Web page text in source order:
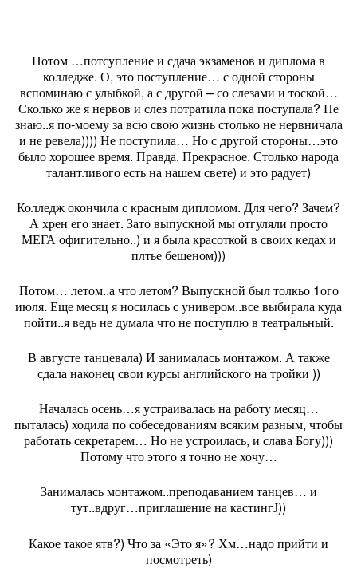
Потом …потсупление и сдача экзаменов и диплома в
колледже. О, это поступление… с одной стороны
вспоминаю с улыбкой, а с другой – со слезами и тоской…
Сколько же я нервов и слез потратила пока поступала? Не
знаю..я по-моему за всю свою жизнь столько не нервничала
и не ревела)))) Не поступила… Но с другой стороны…это
было хорошее время. Правда. Прекрасное. Столько народа
талантливого есть на нашем свете) и это радует)
Колледж окончила с красным дипломом. Для чего? Зачем?
А хрен его знает. Зато выпускной мы отгуляли просто
МЕГА офигительно..) и я была красоткой в своих кедах и
плтье бешеном)))
Потом… летом..а что летом? Выпускной был толкьо 1ого
июля. Еще месяц я носилась с универом..все выбирала куда
пойти..я ведь не думала что не поступлю в театральный.
В августе танцевала) И занималась монтажом. А также
сдала наконец свои курсы английского на тройки ))
Началась осень…я устраивалась на работу месяц…
пыталась) ходила по собеседованиям всяким разным, чтобы
работать секретарем… Но не устроилась, и слава Богу)))
Потому что этого я точно не хочу…
Занималась монтажом..преподаванием танцев… и
тут..вдруг…приглашение на кастингJ))
Какое такое ятв?) Что за «Это я»? Хм…надо прийти и
посмотреть)